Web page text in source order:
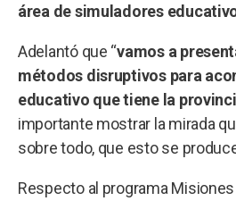
área de simuladores
Adelantó que “vamos a
métodos disruptivos para
educativo que tiene la
importante mostrar la mirada
sobre todo, que esto se
Respecto al programa